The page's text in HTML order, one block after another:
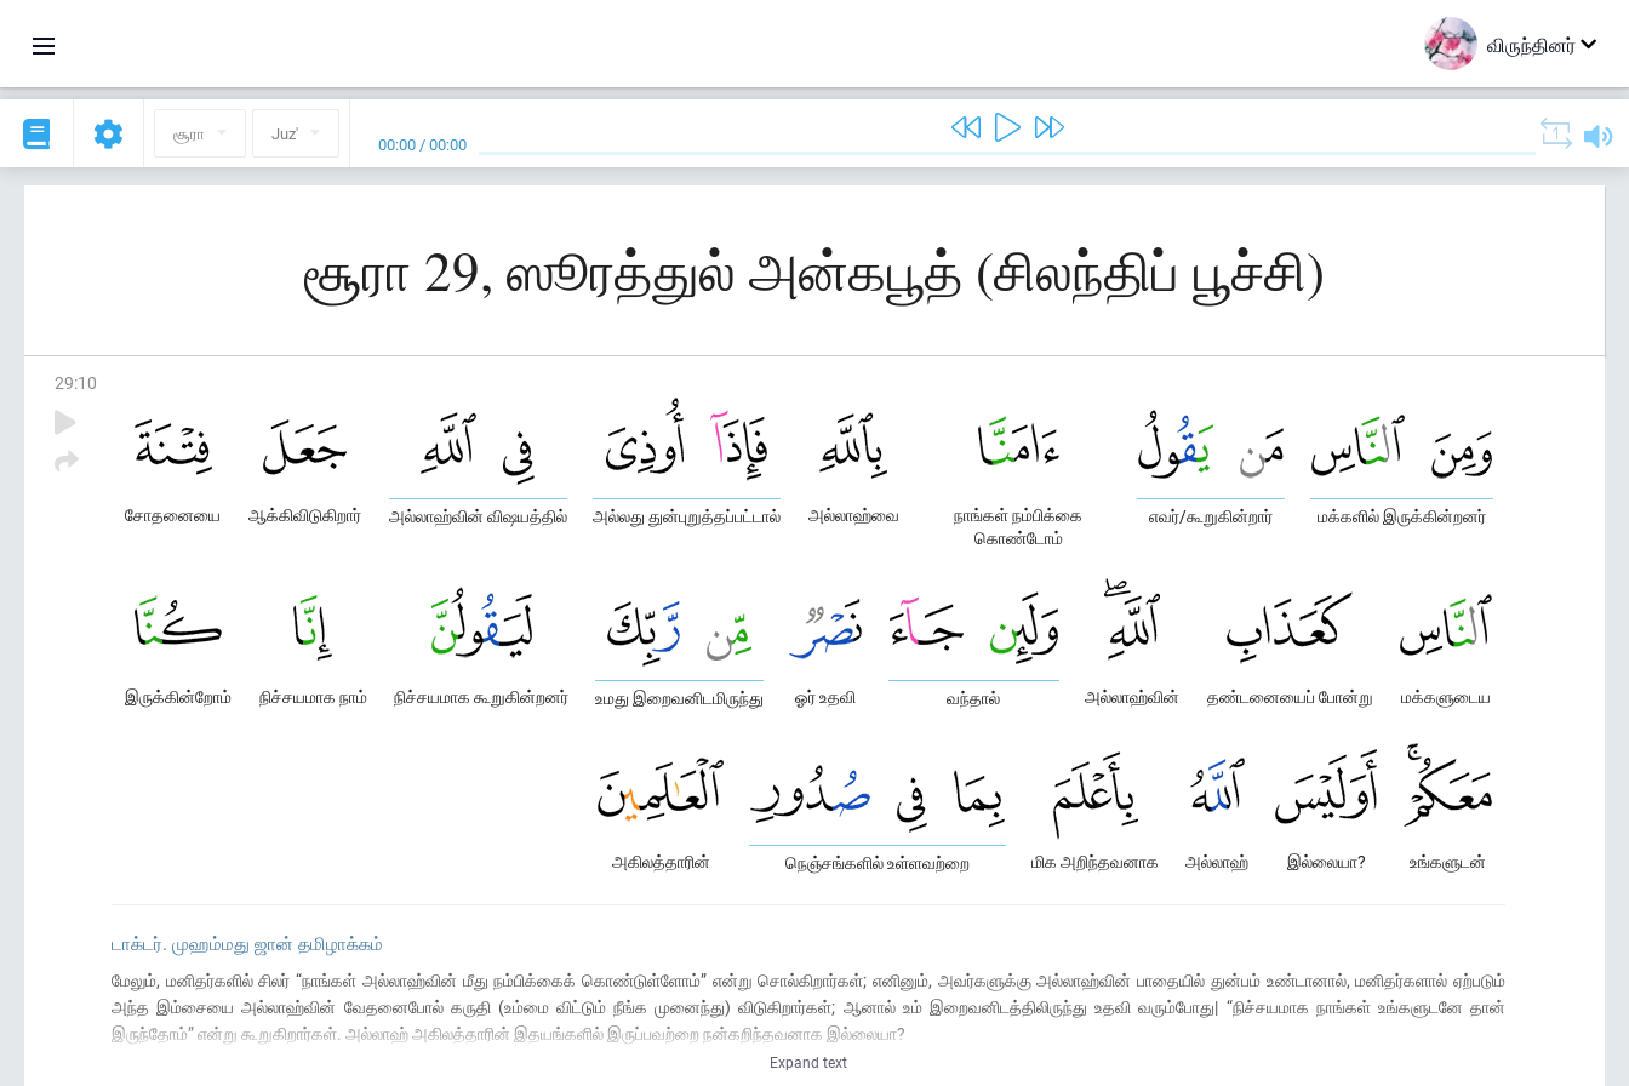
விருந்தினர்
சூரா Juz' 00:00 /00:00
சூரா 29, ஸூரத்துல் அன்கபூத் (சிலந்திப் பூச்சி)
29:10
மக்களில் இருக்கின்றனர்
எவர்/கூறுகின்றார்
நாங்கள் நம்பிக்கை
கொண்டோம்
அல்லாஹ்வை
அல்லது துன்புறுத்தப்பட்டால்
அல்லாஹ்வின் விஷயத்தில்
ஆக்கிவிடுகிறார்
சோதனையை
மக்களுடைய
தண்டனையைப் போன்று
அல்லாஹ்வின்
வந்தால்
ஓர் உதவி
உமது இறைவனிடமிருந்து
நிச்சயமாக கூறுகின்றனர்
நிச்சயமாக நாம்
இருக்கின்றோம்
உங்களுடன்
இல்லையா?
அல்லாஹ்
மிக அறிந்தவனாக
நெஞ்சங்களில் உள்ளவற்றை
அகிலத்தாரின்
டாக்டர். முஹம்மது ஜான் தமிழாக்கம்
மேலும், மனிதர்களில் சிலர் “நாங்கள் அல்லாஹ்வின் மீது நம்பிக்கைக் கொண்டுள்ளோம்” என்று சொல்கிறார்கள்; எனினும், அவர்களுக்கு அல்லாஹ்வின் பாதையில் துன்பம் உண்டானால், மனிதர்களால் ஏற்படும்
அந்த இம்சையை அல்லாஹ்வின் வேதனைபோல் கருதி (உம்மை விட்டும் நீங்க முனைந்து) விடுகிறார்கள்; ஆனால் உம் இறைவனிடத்திலிருந்து உதவி வரும்போது| “நிச்சயமாக நாங்கள் உங்களுடனே தான்
இருந்தோம்” என்று கூறுகிறார்கள். அல்லாஹ் அகிலத்தாரின் இதயங்களில் இருப்பவற்றை நன்கறிந்தவனாக இல்லையா?
Expand text